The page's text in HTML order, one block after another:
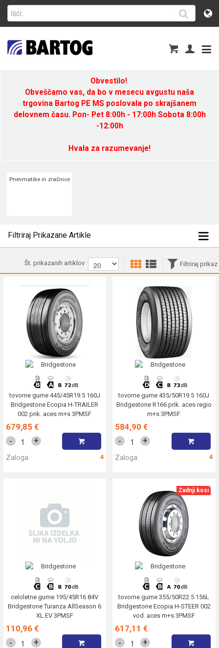
Obvestilo!
Obveščamo vas, da bo v mesecu avgustu naša
trgovina Bartog PE MS poslovala po skrajšanem
delovnem času. Pon- Pet 8:00h - 17:00h Sobota 8:00h
-12:00h
Hvala za razumevanje!
Pnevmatike in zračnice
Filtriraj Prikazane Artikle
Filtriraj prikaz
Št. prikazanih artiklov
tovorne gume 445/45R19.5 160J
Bridgestone Ecopia H-TRAILER
002 prik. aces m+s 3PMSF
679,85 €
- +
Zaloga 4
tovorne gume 435/50R19.5 160J
Bridgestone R166 prik. aces regio
m+s 3PMSF
584,90 €
- +
Zaloga 4
celoletne gume 195/45R16 84V
Bridgestone Turanza AllSeason 6
XL EV 3PMSF
110,96 €
- +
Zadnji kosi
tovorne gume 355/50R22.5 156L
Bridgestone Ecopia H-STEER 002
vod. aces m+s 3PMSF
617,11 €
- +